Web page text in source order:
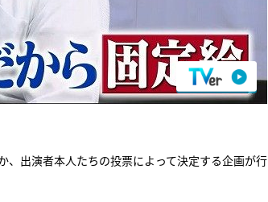
、出演者本人たちの投票によって決定する企画が行